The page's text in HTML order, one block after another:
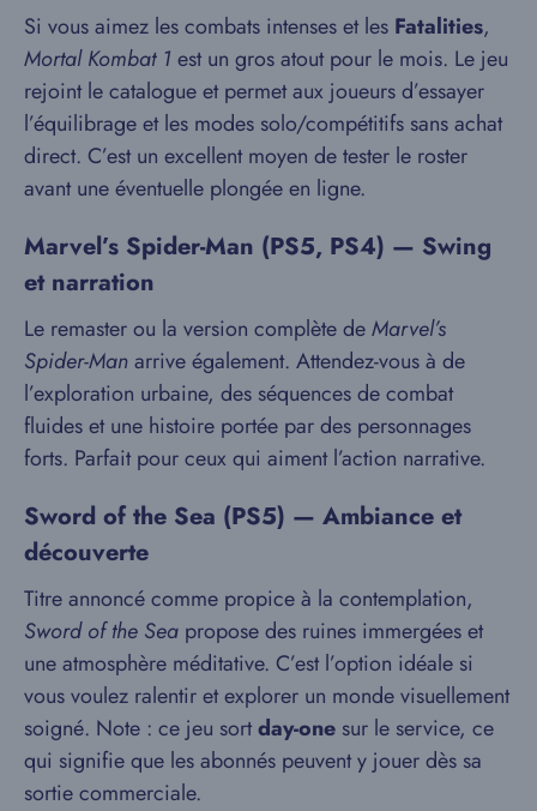
Si vous aimez les combats intenses et les Fatalities,
Mortal Kombat 1 est un gros atout pour le mois. Le jeu
rejoint le catalogue et permet aux joueurs d’essayer
l’équilibrage et les modes solo/compétitifs sans achat
direct. C’est un excellent moyen de tester le roster
avant une éventuelle plongée en ligne.
Marvel’s Spider-Man (PS5, PS4) — Swing
et narration
Le remaster ou la version complète deMarvel’s
Spider-Manarrive également. Attendez-vous à de
l’exploration urbaine, des séquences de combat
fluides et une histoire portée par des personnages
forts. Parfait pour ceux qui aiment l’action narrative.
Sword of the Sea (PS5) — Ambiance et
découverte
Titre annoncé comme propice à la contemplation,
Sword of the Sea propose des ruines immergées et
une atmosphère méditative. C’est l’option idéale si
vous voulez ralentir et explorer un monde visuellement
soigné. Note : ce jeu sortday-one sur le service, ce
qui signifie que les abonnés peuvent y jouer dès sa
sortie commerciale.